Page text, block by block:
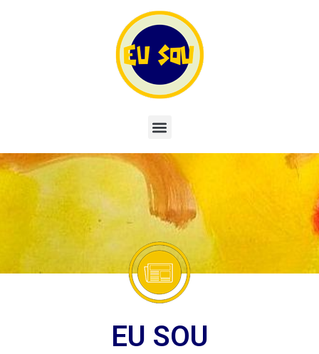
EU SOU